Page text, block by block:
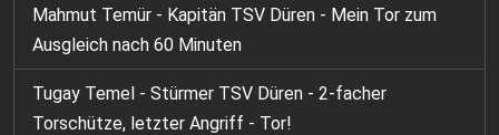
Mahmut Temür - Kapitän TSV Düren - Mein Tor zum
Ausgleich nach 60 Minuten
Tugay Temel - Stürmer TSV Düren - 2-facher
Torschütze, letzter Angriff - Tor!